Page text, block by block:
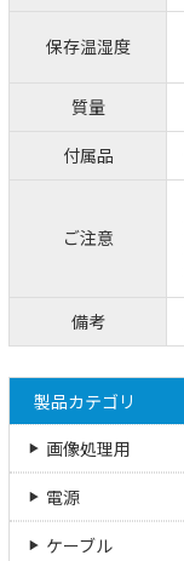
保存温湿度
質量
付属品
ご注意
備考
製品カテゴリ
画像処理用
電源
ケーブル